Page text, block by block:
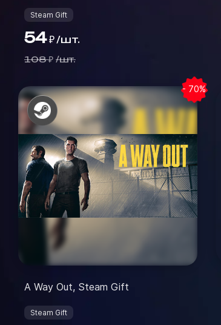
Steam Gift
54 ₽ /шт.
108 ₽ /шт.
- 70%
A Way Out, Steam Gift
Steam Gift